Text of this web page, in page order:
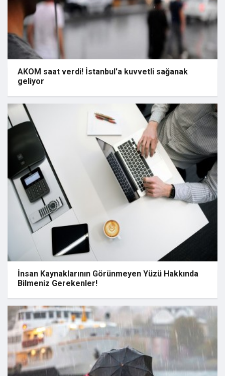
AKOM saat verdi! İstanbul'a kuvvetli sağanak
geliyor
İnsan Kaynaklarının Görünmeyen Yüzü Hakkında
Bilmeniz Gerekenler!